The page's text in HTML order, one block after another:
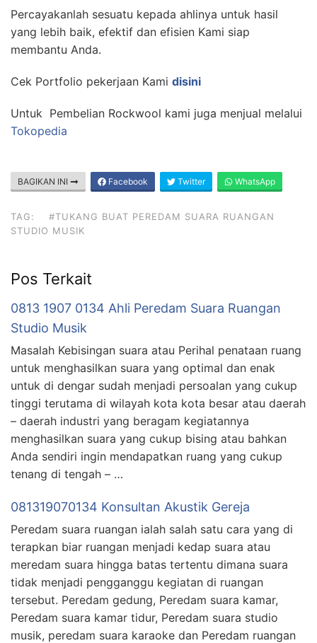
Percayakanlah sesuatu kepada ahlinya untuk hasil
yang lebih baik, efektif dan efisien Kami siap
membantu Anda.
Cek Portfolio pekerjaan Kami disini
Untuk Pembelian Rockwool kami juga menjual melalui
Tokopedia
BAGIKAN INI Facebook Twitter WhatsApp
TAG:
#TUKANG BUAT PEREDAM SUARA RUANGAN
STUDIO MUSIK
Pos Terkait
0813 1907 0134 Ahli Peredam Suara Ruangan
Studio Musik
Masalah Kebisingan suara atau Perihal penataan ruang
untuk menghasilkan suara yang optimal dan enak
untuk di dengar sudah menjadi persoalan yang cukup
tinggi terutama di wilayah kota kota besar atau daerah
– daerah industri yang beragam kegiatannya
menghasilkan suara yang cukup bising atau bahkan
Anda sendiri ingin mendapatkan ruang yang cukup
tenang di tengah – …
081319070134 Konsultan Akustik Gereja
Peredam suara ruangan ialah salah satu cara yang di
terapkan biar ruangan menjadi kedap suara atau
meredam suara hingga batas tertentu dimana suara
tidak menjadi pengganggu kegiatan di ruangan
tersebut. Peredam gedung, Peredam suara kamar,
Peredam suara kamar tidur, Peredam suara studio
musik, peredam suara karaoke dan Peredam ruangan